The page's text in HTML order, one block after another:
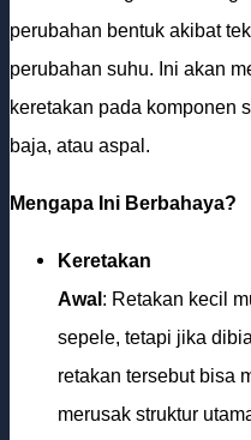
perubahan bentuk akibat
perubahan suhu. Ini akan
keretakan pada komponen
baja, atau aspal.
Mengapa Ini Berbahaya?
Keretakan
Awal : Retakan kecil
sepele, tetapi jika
retakan tersebut bisa
merusak struktur